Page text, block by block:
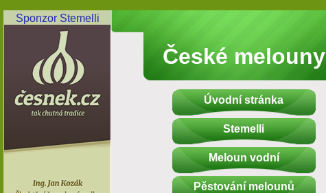
České melouny
Úvodní stránka
Stemelli
Meloun vodní
Pěstování melounů
Sponzor Stemelli